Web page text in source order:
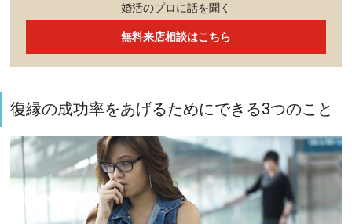
婚活のプロに話を聞く
無料来店相談はこちら
復縁の成功率をあげるためにできる3つのこと